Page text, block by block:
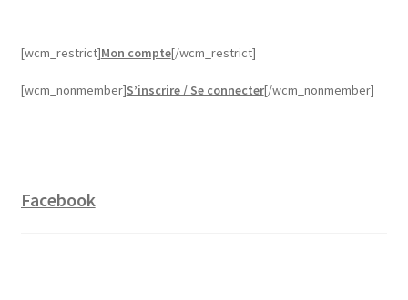
[wcm_restrict]Mon compte[/wcm_restrict]
[wcm_nonmember]S’inscrire / Se connecter[/wcm_nonmember]
Facebook